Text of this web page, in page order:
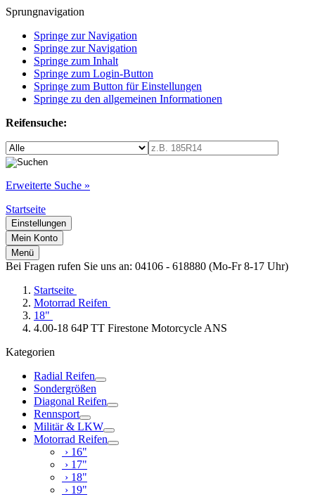
Sprungnavigation
Springe zur Navigation
Springe zur Navigation
Springe zum Inhalt
Springe zum Login-Button
Springe zum Button für Einstellungen
Springe zu den allgemeinen Informationen
Reifensuche:
Erweiterte Suche »
Startseite
Einstellungen
Mein Konto
Menü
Bei Fragen rufen Sie uns an: 04106 - 618880 (Mo-Fr 8-17 Uhr)
Startseite
Motorrad Reifen
18"
4.00-18 64P TT Firestone Motorcycle ANS
Kategorien
Radial Reifen
Sondergrößen
Diagonal Reifen
Rennsport
Militär & LKW
Motorrad Reifen
› 16"
› 17"
› 18"
› 19"